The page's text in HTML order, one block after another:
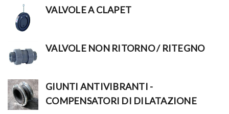
VALVOLE A CLAPET
VALVOLE NON RITORNO / RITEGNO
GIUNTI ANTIVIBRANTI -
COMPENSATORI DI DILATAZIONE